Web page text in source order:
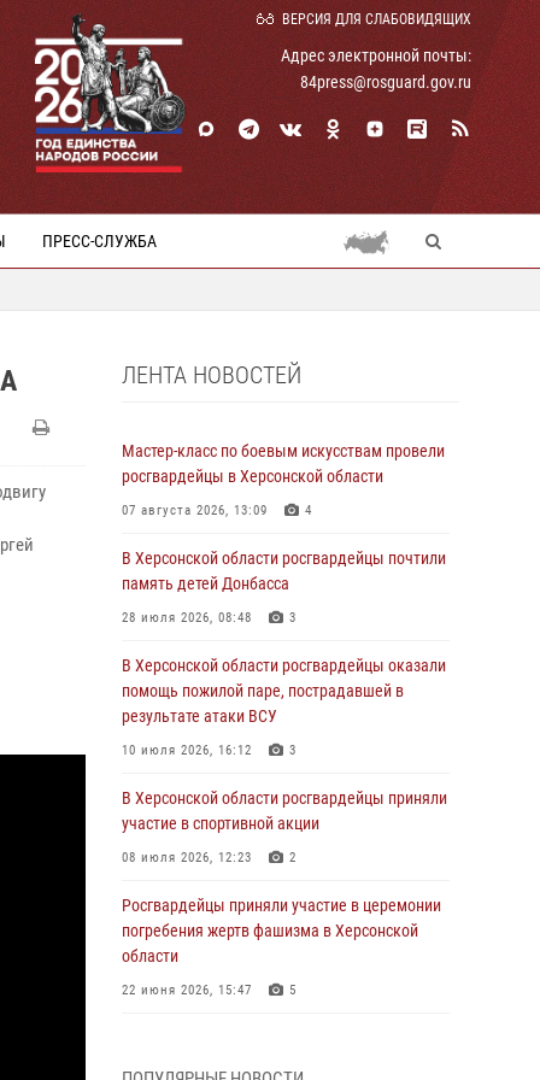
ВЕРСИЯ ДЛЯ СЛАБОВИДЯЩИХ
Адрес электронной почты:
84press@rosguard.gov.ru
ПРЕСС-СЛУЖБА
ЛЕНТА НОВОСТЕЙ
Мастер-класс по боевым искусствам провели
росгвардейцы в Херсонской области
07 августа 2026, 13:09 4
В Херсонской области росгвардейцы почтили
память детей Донбасса
28 июля 2026, 08:48 3
В Херсонской области росгвардейцы оказали
помощь пожилой паре, пострадавшей в
результате атаки ВСУ
10 июля 2026, 16:12 3
В Херсонской области росгвардейцы приняли
участие в спортивной акции
08 июля 2026, 12:23 2
Росгвардейцы приняли участие в церемонии
погребения жертв фашизма в Херсонской
области
22 июня 2026, 15:47 5